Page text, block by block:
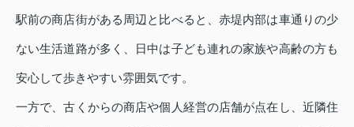
駅前の商店街がある周辺と比べると、赤堤内部は車通りの少
ない生活道路が多く、日中は子ども連れの家族や高齢の方も
安心して歩きやすい雰囲気です。
一方で、古くからの商店や個人経営の店舗が点在し、近隣住